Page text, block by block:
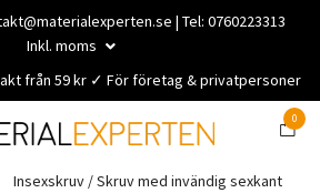
| Tel: 0760223313
Inkl. moms
från 59 kr ✓ För företag & privatpersoner
0
Insexskruv / Skruv med invändig sexkant